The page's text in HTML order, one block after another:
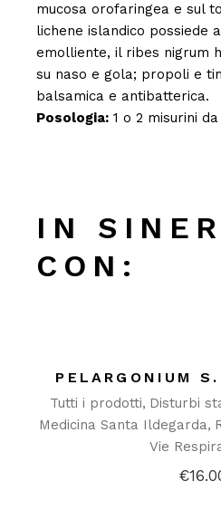
mucosa orofaringea e sul
lichene islandico possiede
emolliente, il ribes nigrum
su naso e gola; propoli e
balsamica e antibatterica.
Posologia: 1 o 2 misurini
IN
CON:
PELARGONIUM
Tutti i prodotti Disturbi
Medicina Santa Ildegarda
Vie
€